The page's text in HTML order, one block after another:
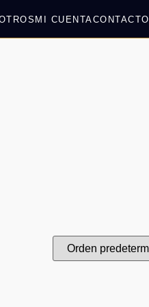
MI CUENTACONTACTO